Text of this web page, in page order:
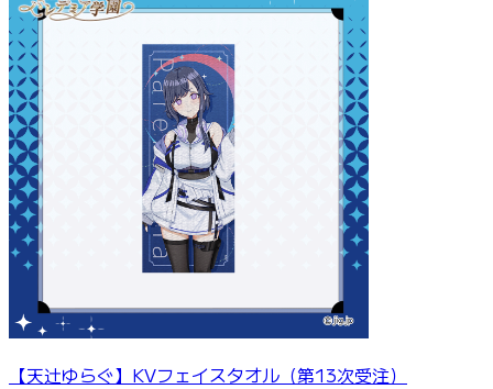
【天辻ゆらぐ】KVフェイスタオル（第13次受注）